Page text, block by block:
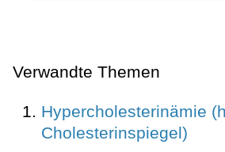
Verwandte Themen
Hypercholesterinämie
Cholesterinspiegel)